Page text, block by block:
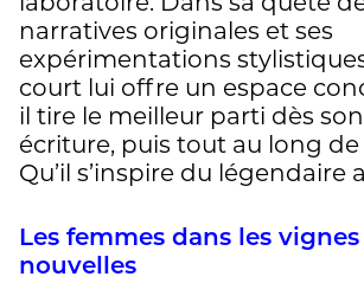
narratives originales et ses
expérimentations
court lui offre un espace
il tire le meilleur parti dès
écriture, puis tout au long de
Qu’il s’inspire du légendaire
Les femmes dans les
nouvelles